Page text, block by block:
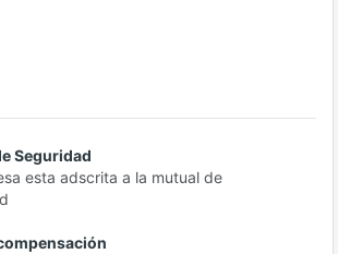
Seguridad
esta adscrita a la mutual de